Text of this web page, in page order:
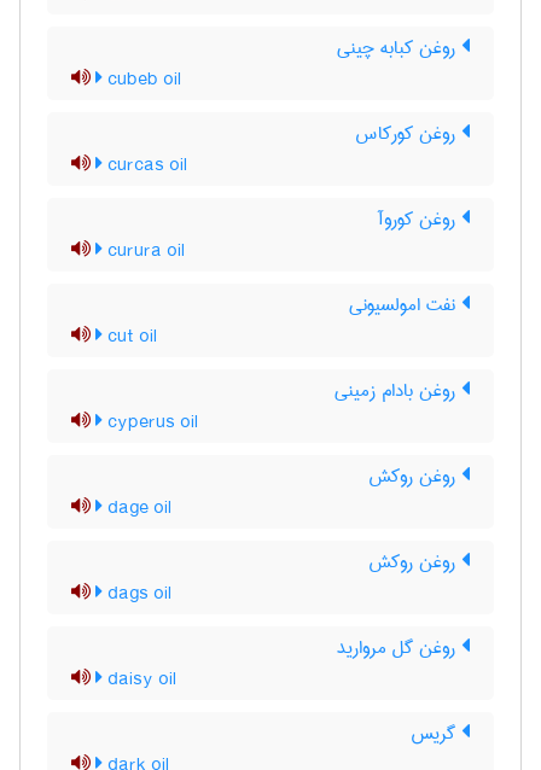
روغن کبابه چینی
cubeb oil
روغن کورکاس
curcas oil
روغن کوروآ
curura oil
نفت امولسیونی
cut oil
روغن بادام زمینی
cyperus oil
روغن روکش
dage oil
روغن روکش
dags oil
روغن گل مروارید
daisy oil
گریس